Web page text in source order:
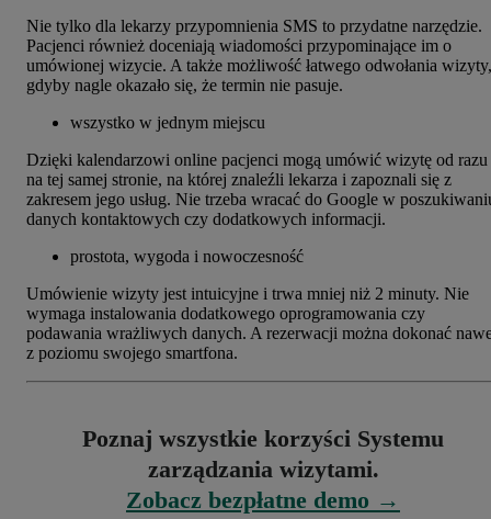
Nie tylko dla lekarzy przypomnienia SMS to przydatne narzędzie.
Pacjenci również doceniają wiadomości przypominające im o
umówionej wizycie. A także możliwość łatwego odwołania wizyty,
gdyby nagle okazało się, że termin nie pasuje.
wszystko w jednym miejscu
Dzięki kalendarzowi online pacjenci mogą umówić wizytę od razu
na tej samej stronie, na której znaleźli lekarza i zapoznali się z
zakresem jego usług. Nie trzeba wracać do Google w
danych kontaktowych czy dodatkowych informacji.
prostota, wygoda i nowoczesność
Umówienie wizyty jest intuicyjne i trwa mniej niż 2 minuty. Nie
wymaga instalowania dodatkowego oprogramowania czy
podawania wrażliwych danych. A rezerwacji można dokonać
z poziomu swojego smartfona.
Poznaj wszystkie korzyści Systemu
zarządzania wizytami.
Zobacz bezpłatne demo →